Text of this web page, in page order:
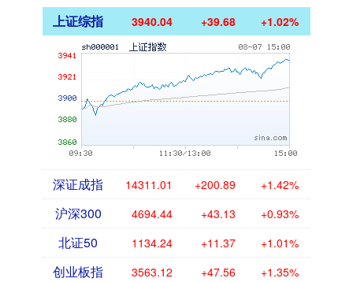
上证综指 3940.04 +39.68 +1.02%
深证成指 14311.01 +200.89 +1.42%
沪深300 4694.44 +43.13 +0.93%
北证50 1134.24 +11.37 +1.01%
创业板指 3563.12 +47.56 +1.35%